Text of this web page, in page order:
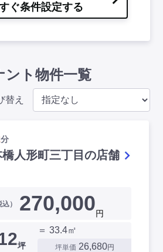
ぐ条件設定する
ント物件一覧
替え
分
人形町三丁目の店舗
） 270,000円
坪
＝ 33.4㎡
坪単価 26,680円